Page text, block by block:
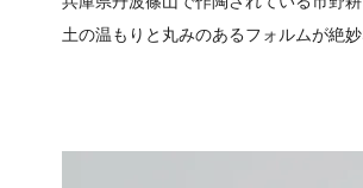
土の温もりと丸みのあるフォルムが絶